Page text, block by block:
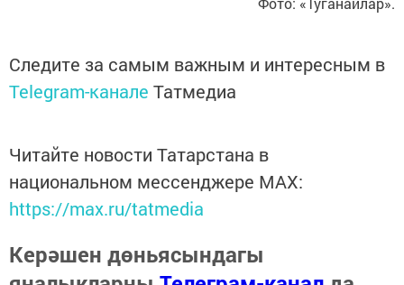
Следите за самым важным и интересным в
Telegram-канале Татмедиа
Читайте новости Татарстана в
национальном мессенджере MАХ:
https://max.ru/tatmedia
Керәшен дөньясындагы